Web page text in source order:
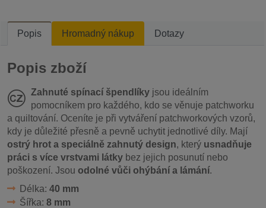
Popis Hromadný nákup Dotazy
Popis zboží
Zahnuté spínací špendlíky jsou ideálním
pomocníkem pro každého, kdo se věnuje patchworku
a quiltování. Oceníte je při vytváření patchworkových vzorů,
kdy je důležité přesně a pevně uchytit jednotlivé díly. Mají
ostrý hrot a speciálně zahnutý design, který usnadňuje
práci s více vrstvami látky bez jejich posunutí nebo
poškození. Jsou odolné vůči ohýbání a lámání.
Délka: 40 mm
Šířka: 8 mm